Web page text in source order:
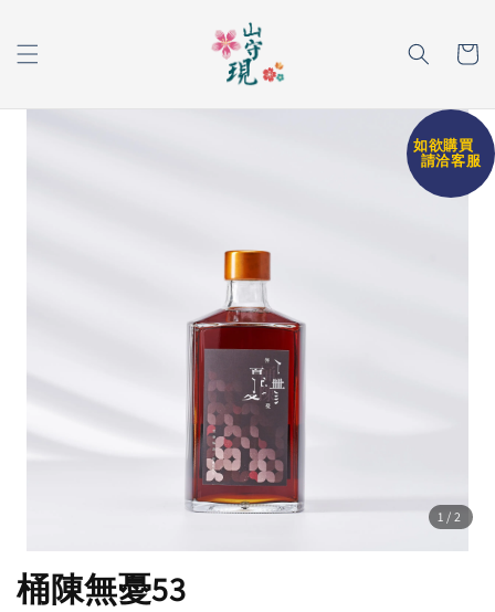
1 /2
如欲購買
請洽客服
桶陳無憂53